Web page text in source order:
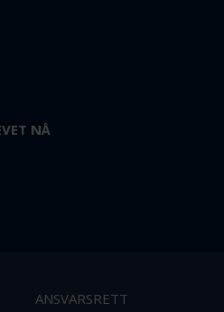
NÅ
ANSVARSRETT